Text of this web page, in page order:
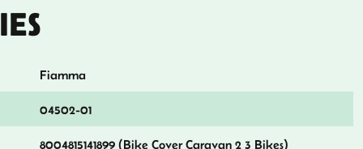
Fiamma
04502-01
8004815141899 (Bike Cover Caravan 2 3 Bikes)